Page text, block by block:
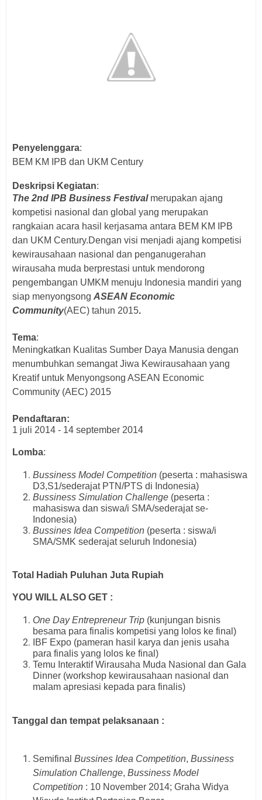
Penyelenggara:
BEM KM IPB dan UKM Century
Deskripsi Kegiatan:
The 2nd IPB Business Festivalmerupakan ajang
kompetisi nasional dan global yang merupakan
rangkaian acara hasil kerjasama antara BEM KM IPB
dan UKM Century.Dengan visi menjadi ajang kompetisi
kewirausahaan nasional dan penganugerahan
wirausaha muda berprestasi untuk mendorong
pengembangan UMKM menuju Indonesia mandiri yang
siap menyongsong ASEAN Economic
Community(AEC) tahun 2015.
Tema:
Meningkatkan Kualitas Sumber Daya Manusia dengan
menumbuhkan semangat Jiwa Kewirausahaan yang
Kreatif untuk Menyongsong ASEAN Economic
Community (AEC) 2015
Pendaftaran:
1 juli 2014 - 14 september 2014
Lomba:
Bussiness Model Competition (peserta : mahasiswa
D3,S1/sederajat PTN/PTS di Indonesia)
Bussiness Simulation Challenge (peserta :
mahasiswa dan siswa/i SMA/sederajat se-
Indonesia)
Bussines Idea Competition (peserta : siswa/i
SMA/SMK sederajat seluruh Indonesia)
Total Hadiah Puluhan Juta Rupiah
YOU WILL ALSO GET :
One Day Entrepreneur Trip (kunjungan bisnis
besama para finalis kompetisi yang lolos ke final)
IBF Expo (pameran hasil karya dan jenis usaha
para finalis yang lolos ke final)
Temu Interaktif Wirausaha Muda Nasional dan Gala
Dinner (workshop kewirausahaan nasional dan
malam apresiasi kepada para finalis)
Tanggal dan tempat pelaksanaan :
Semifinal Bussines Idea Competition, Bussiness
Simulation Challenge, Bussiness Model
Competition : 10 November 2014; Graha Widya